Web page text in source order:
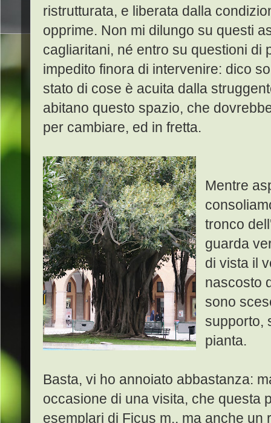
ristrutturata, e liberata dalla
opprime. Non mi dilungo su questi
cagliaritani, né entro su questioni di
impedito finora di intervenire: dico
stato di cose è acuita dalla
abitano questo spazio, che
per cambiare, ed in fretta.
Mentre
tronco
guarda
di vista il
nascosto
sono
supporto,
pianta.
Basta, vi ho annoiato abbastanza:
occasione di una visita, che questa
esemplari di Ficus m., ma anche